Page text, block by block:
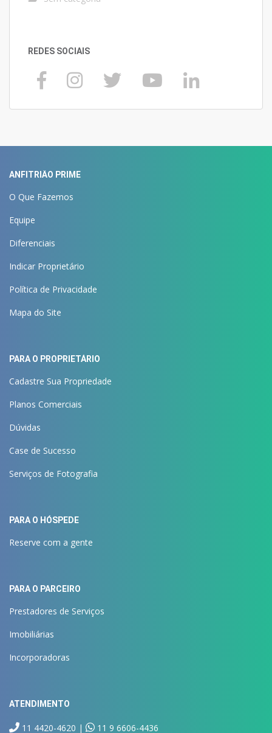
REDES SOCIAIS
ANFITRIÃO PRIME
O Que Fazemos
Equipe
Diferenciais
Indicar Proprietário
Política de Privacidade
Mapa do Site
PARA O PROPRIETÁRIO
Cadastre Sua Propriedade
Planos Comerciais
Dúvidas
Case de Sucesso
Serviços de Fotografia
PARA O HÓSPEDE
Reserve com a gente
PARA O PARCEIRO
Prestadores de Serviços
Imobiliárias
Incorporadoras
ATENDIMENTO
11 4420-4620 | 11 9 6606-4436